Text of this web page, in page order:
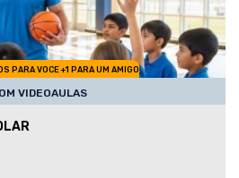
PARA VOCE +1 PARA UM AMIGO
VIDEOAULAS